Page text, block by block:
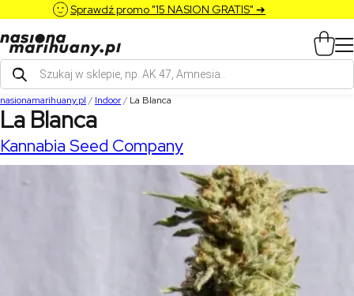
Sprawdź promo "15 NASION GRATIS" ➔
Wyszukiwarka
produktów
nasionamarihuany.pl / Indoor/ La Blanca
La Blanca
Kannabia Seed Company